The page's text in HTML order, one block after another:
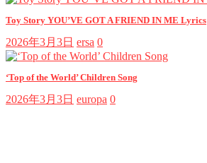
Toy Story YOU’VE GOT A FRIEND IN ME Lyrics
2026年3月3日 ersa 0
‘Top of the World’ Children Song
2026年3月3日 europa 0